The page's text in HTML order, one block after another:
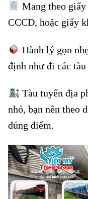
Mang theo
CCCD, hoặc giấy
Hành lý gọn
định như đi các tàu
Tàu tuyến địa
nhỏ, bạn nên theo
đúng điểm.